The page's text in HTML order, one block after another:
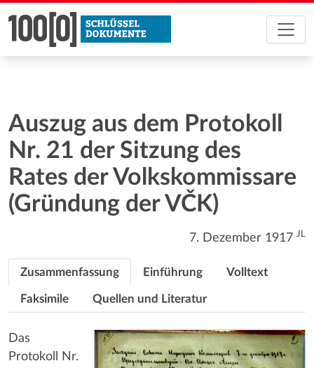
Auszug aus dem Protokoll
Nr. 21 der Sitzung des
Rates der Volkskommissare
(Gründung der VČK)
7. Dezember 1917 JL
Zusammenfassung Einführung Volltext
Faksimile Quellen und Literatur
Das
Protokoll Nr.